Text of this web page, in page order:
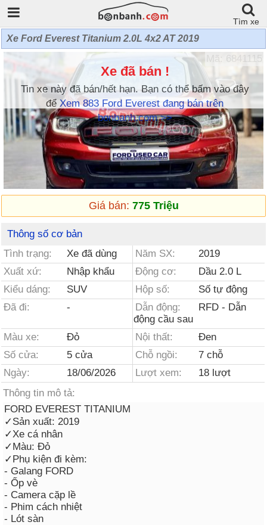
Tìm xe
Xe Ford Everest Titanium 2.0L 4x2 AT 2019
Xe đã bán !
Tin xe này đã bán/hết hạn. Bạn có thể bấm vào đây
đểXem 883 Ford Everest đang bán trên
bonbanh.com >>
Mã: 6841115
Giá bán: 775 Triệu
Thông số cơ bản
Tình trạng:
Xe đã dùng Năm SX:
2019
Xuất xứ:
Nhập khẩu Động cơ:
Dầu 2.0 L
Kiểu dáng:
SUV Hộp số:
Số tự động
Đã đi:
- Dẫn động:
RFD - Dẫn
động cầu sau
Màu xe:
Đỏ Nội thất:
Đen
Số cửa:
5 cửa Chỗ ngồi:
7 chỗ
Ngày:
18/06/2026 Lượt xem:
18 lượt
Thông tin mô tả:
FORD EVEREST TITANIUM
✓Sản xuất: 2019
✓Xe cá nhân
✓Màu: Đỏ
✓Phụ kiện đi kèm:
- Galang FORD
- Ốp vè
- Camera cặp lề
- Phim cách nhiệt
- Lót sàn